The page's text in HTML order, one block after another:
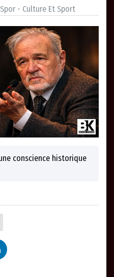
- Culture Et Sport
conscience historique